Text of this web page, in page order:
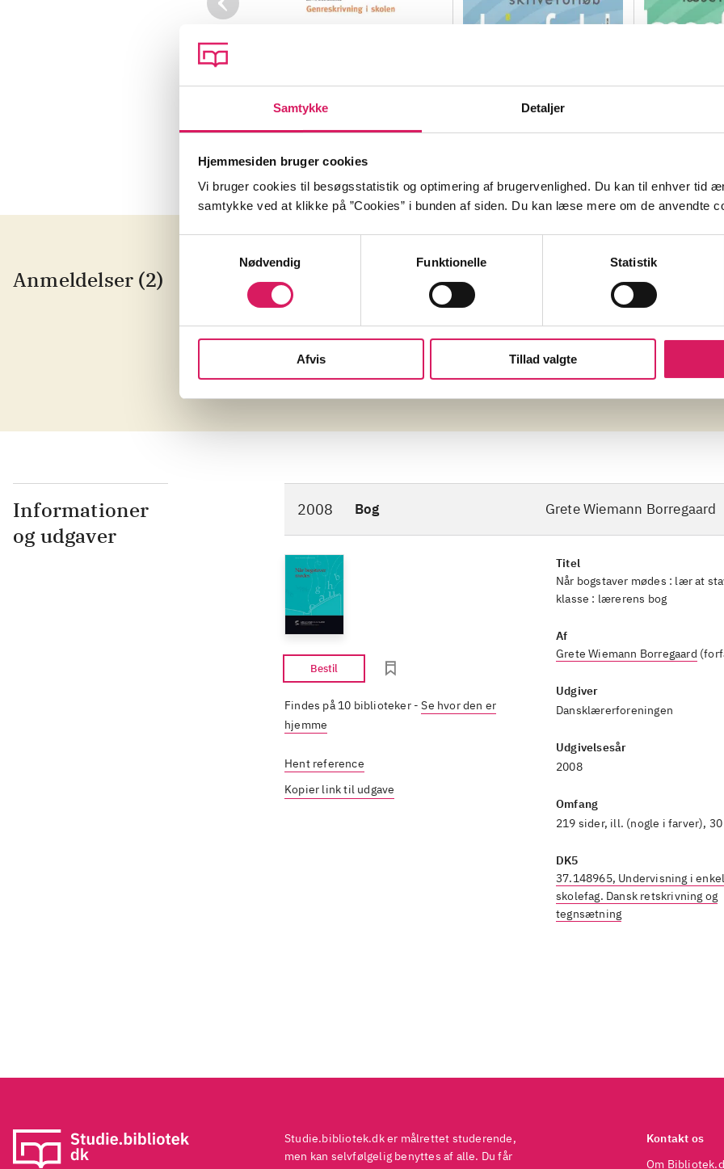
Samtykke Detaljer
Hjemmesiden bruger cookies
Vi bruger cookies til besøgsstatistik og optimering af brugervenlighed. Du kan til enhver tid
samtykke ved at klikke på ”Cookies” i bunden af siden. Du kan læse mere om de anvendte
Nødvendig
Funktionelle Statistik
Afvis Tillad valgte
Mette Kirk Mailand
Ingvar Lundberg
kortlægning
Anmeldelser (2) Folkeskolen
Årg. 126, nr. 9 (2009)
Årg. 57, nr. 2
Informationer
og udgaver
2008 Bog Grete Wiemann Borregaard
Bestil
Findes på 10 biblioteker-Se hvor den er
hjemme
Hent reference
Kopier link til udgave
Titel
Når bogstaver mødes : lær at
klasse : lærerens bog
Af
Grete Wiemann Borregaard
Udgiver
Dansklærerforeningen
Udgivelsesår
2008
Omfang
219 sider, ill. (nogle i farver),
DK5
37.148965, Undervisning i
skolefag. Dansk retskrivning og
tegnsætning
Studie.bibliotek.dk er målrettet studerende,
men kan selvfølgelig benyttes af alle. Du får
Kontakt os
Om